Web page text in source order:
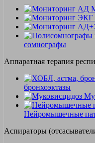
сомнографы
Аппаратная терапия
бронхоэктазы
Нейромышечные
Аспираторы